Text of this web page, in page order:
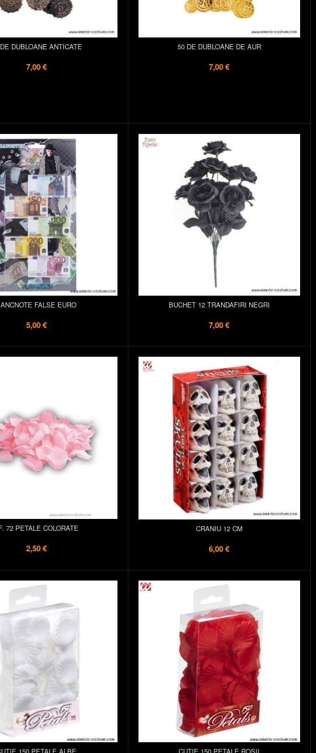
DUBLOANE ANTICATE
7,00 €
50 DE DUBLOANE DE AUR
7,00 €
FALSE EURO
5,00 €
BUCHET 12 TRANDAFIRI NEGRI
7,00 €
72 PETALE COLORATE
2,50 €
CRANIU 12 CM
6,00 €